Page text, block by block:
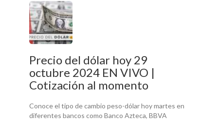
Precio del dólar hoy 29
octubre 2024 EN VIVO |
Cotización al momento
Conoce el tipo de cambio peso-dólar hoy martes en
diferentes bancos como Banco Azteca, BBVA